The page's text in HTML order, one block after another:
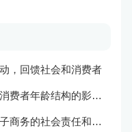
，回馈社会和消费者
影响，年轻人成为主要消费群体
会责任和可持续发展方向